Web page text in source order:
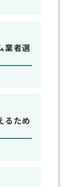
業者選
るため